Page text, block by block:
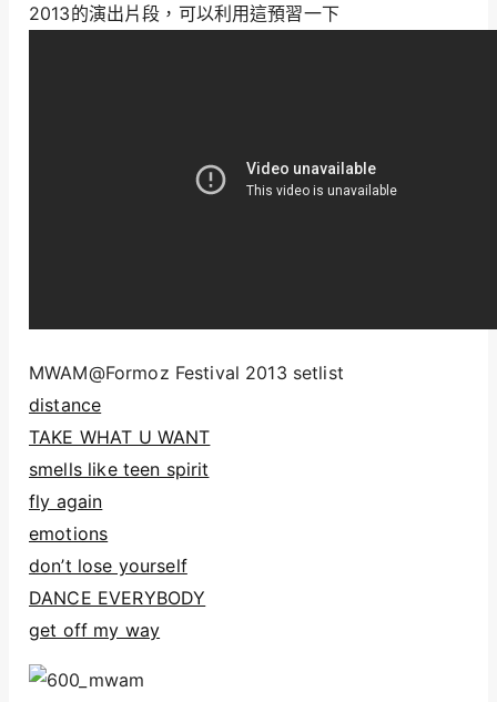
2013的演出片段，可以利用這預習一下
MWAM@Formoz Festival 2013 setlist
distance
TAKE WHAT U WANT
smells like teen spirit
fly again
emotions
don’t lose yourself
DANCE EVERYBODY
get off my way